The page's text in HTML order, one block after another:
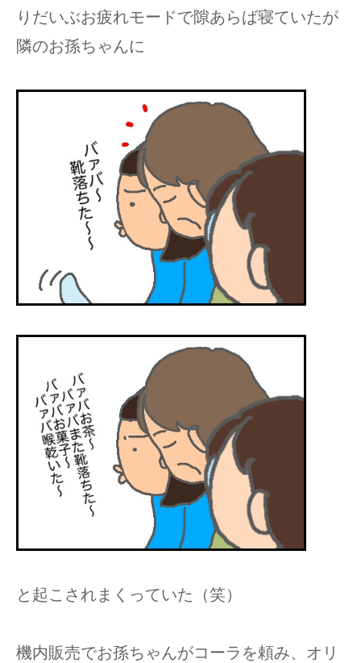
りだいぶお疲れモードで隙あらば寝ていたが
隣のお孫ちゃんに
と起こされまくっていた（笑）
機内販売でお孫ちゃんがコーラを頼み、オリ